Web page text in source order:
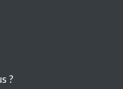
?